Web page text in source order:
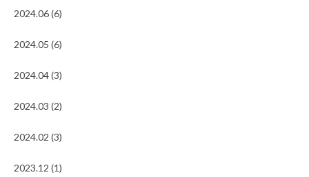
2024.06 (6)
2024.05 (6)
2024.04 (3)
2024.03 (2)
2024.02 (3)
2023.12 (1)